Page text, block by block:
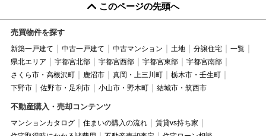
このページの先頭へ
売買物件を探す
新築一戸建て 中古一戸建て 中古マンション 土地 分譲住宅
一覧
県北エリア
宇都宮北部 宇都宮西部 宇都宮東部
宇都宮南部
さくら市・高根沢町
鹿沼市 真岡・上三川町
栃木市・壬生町
下野市
佐野市・足利市 小山市・野木町 結城市・筑西市
不動産購入・売却コンテンツ
マンションカタログ 住まいの購入の流れ
賃貸vs持ち家